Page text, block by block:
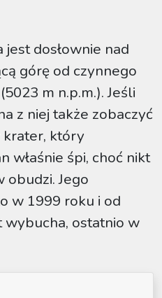
dosłownie nad
górę od czynnego
m n.p.m.). Jeśli
z niej także zobaczyć
krater, który
właśnie śpi, choć nikt
obudzi. Jego
w 1999 roku i od
ostatnio w